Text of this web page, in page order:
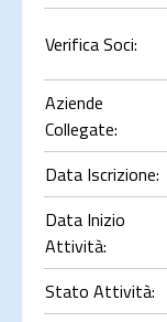
Verifica Soci:
Aziende
Collegate:
Data Iscrizione:
Data Inizio
Attività:
Stato Attività: